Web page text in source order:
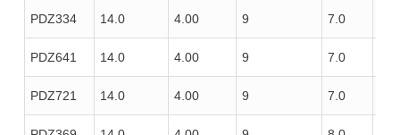
PDZ334 14.0 4.00 9 7.0
PDZ641 14.0 4.00 9 7.0
PDZ721 14.0 4.00 9 7.0